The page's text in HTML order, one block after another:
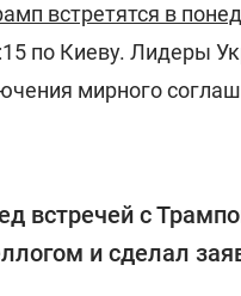
встретятся в
по Киеву. Лидеры
мирного
встречей с
и сделал